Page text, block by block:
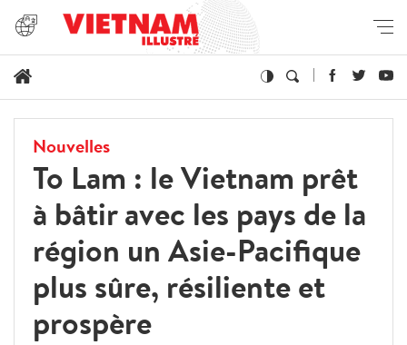
Nouvelles
To Lam : le Vietnam prêt
à bâtir avec les pays de la
région un Asie-Pacifique
plus sûre, résiliente et
prospère